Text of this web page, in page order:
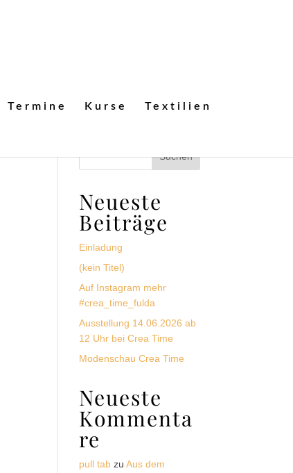
Termine Kurse Textilien
Neueste
Beiträge
Einladung
(kein Titel)
Auf Instagram mehr
#crea_time_fulda
Ausstellung 14.06.2026 ab
12 Uhr bei Crea Time
Modenschau Crea Time
Neueste
Kommenta
re
pull tab zuAus dem